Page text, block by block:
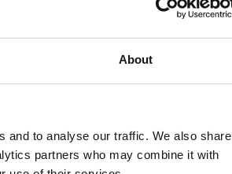
About
and to analyse our traffic. We also share
partners who may combine it with
Dela med dig
c
b